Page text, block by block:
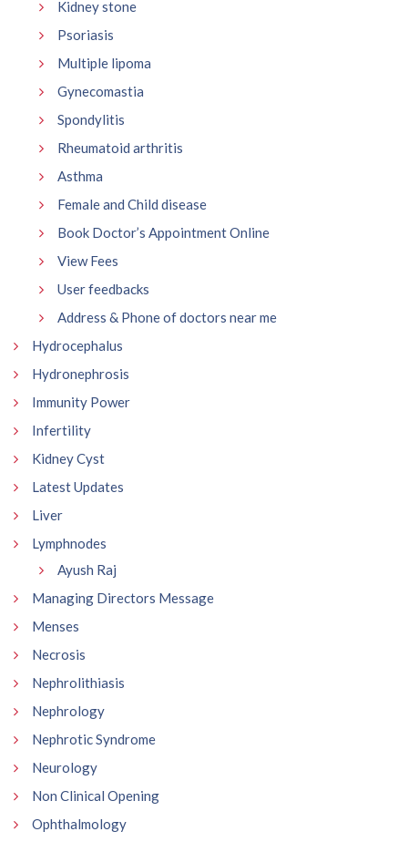
Kidney stone
Psoriasis
Multiple lipoma
Gynecomastia
Spondylitis
Rheumatoid arthritis
Asthma
Female and Child disease
Book Doctor’s Appointment Online
View Fees
User feedbacks
Address & Phone of doctors near me
Hydrocephalus
Hydronephrosis
Immunity Power
Infertility
Kidney Cyst
Latest Updates
Liver
Lymphnodes
Ayush Raj
Managing Directors Message
Menses
Necrosis
Nephrolithiasis
Nephrology
Nephrotic Syndrome
Neurology
Non Clinical Opening
Ophthalmology